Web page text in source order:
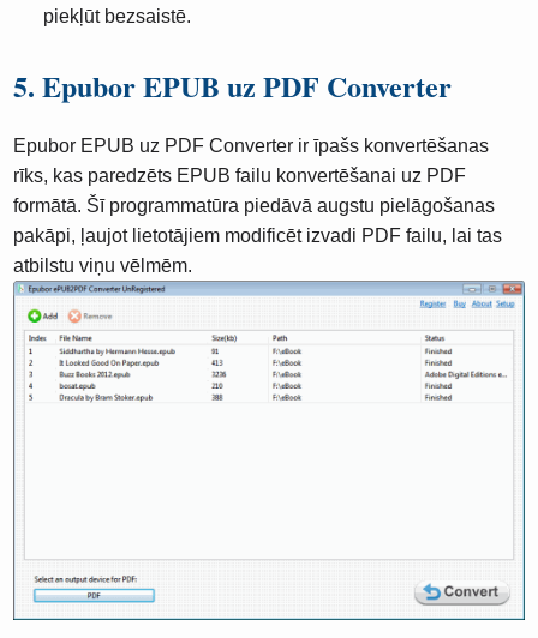
piekļūt bezsaistē.
5. Epubor EPUB uz PDF Converter
Epubor EPUB uz PDF Converter ir īpašs konvertēšanas
rīks, kas paredzēts EPUB failu konvertēšanai uz PDF
formātā. Šī programmatūra piedāvā augstu pielāgošanas
pakāpi, ļaujot lietotājiem modificēt izvadi PDF failu, lai tas
atbilstu viņu vēlmēm.